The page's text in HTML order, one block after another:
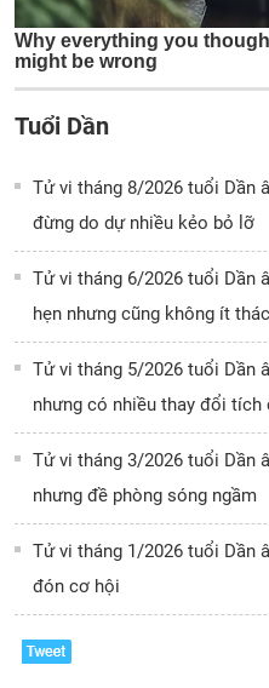
Tuổi Dần
Tử vi tháng 8/2026 tuổi Dần
đừng do dự nhiều kẻo bỏ lỡ
Tử vi tháng 6/2026 tuổi Dần
hẹn nhưng cũng không ít
Tử vi tháng 5/2026 tuổi Dần
nhưng có nhiều thay đổi tích
Tử vi tháng 3/2026 tuổi Dần
nhưng đề phòng sóng ngầm
Tử vi tháng 1/2026 tuổi Dần
đón cơ hội